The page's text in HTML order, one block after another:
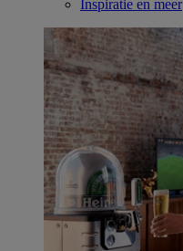
Inspiratie en meer